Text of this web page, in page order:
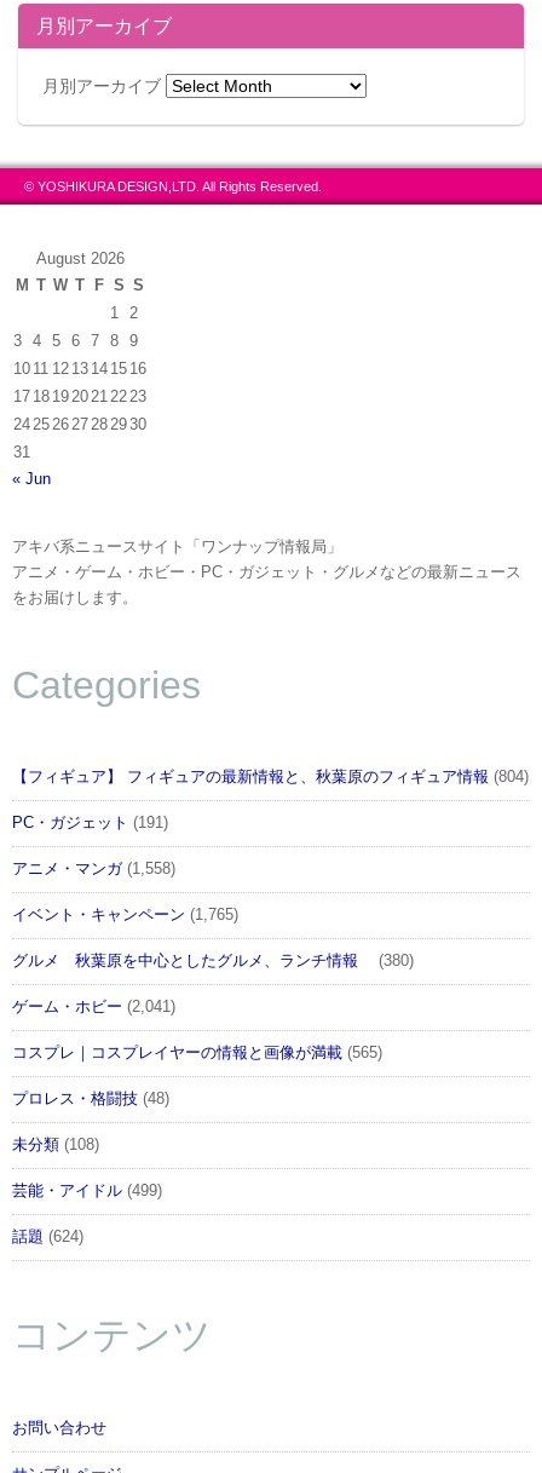
月別アーカイブ
月別アーカイブ
© YOSHIKURA DESIGN,LTD. All Rights Reserved.
August 2026
M T W T F S S
1
2
3
4 5 6 7 8
9
10 11 12 13 14 15 16
17 18 19 20 21 22 23
24 25 26 27 28 2930
31
« Jun
アキバ系ニュースサイト「ワンナップ情報局」
アニメ・ゲーム・ホビー・PC・ガジェット・グルメなどの最新ニュース
をお届けします。
Categories
【フィギュア】 フィギュアの最新情報と、秋葉原のフィギュア情報 (804)
PC・ガジェット (191)
アニメ・マンガ(1,558)
イベント・キャンペーン (1,765)
グルメ 秋葉原を中心としたグルメ、ランチ情報 (380)
ゲーム・ホビー (2,041)
コスプレ｜コスプレイヤーの情報と画像が満載 (565)
プロレス・格闘技 (48)
未分類 (108)
芸能・アイドル (499)
話題 (624)
コンテンツ
お問い合わせ